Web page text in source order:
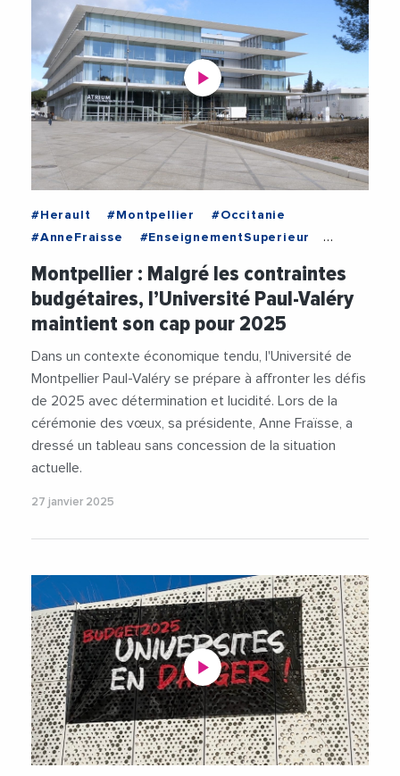
#Herault #Montpellier
#Occitanie
#AnneFraisse
#EnseignementSuperieur
#UniversitePaulValery
#Videos #Voeux2025
Montpellier : Malgré les contraintes
budgétaires, l’Université Paul-Valéry
maintient son cap pour 2025
Dans un contexte économique tendu, l'Université de
Montpellier Paul-Valéry se prépare à affronter les défis
de 2025 avec détermination et lucidité. Lors de la
cérémonie des vœux, sa présidente, Anne Fraïsse, a
dressé un tableau sans concession de la situation
actuelle.
27 janvier 2025